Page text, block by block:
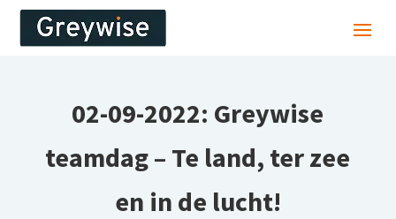
02-09-2022: Greywise
teamdag – Te land, ter zee
en in de lucht!